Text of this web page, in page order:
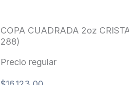
COPA CUADRADA 2oz
288)
Precio regular